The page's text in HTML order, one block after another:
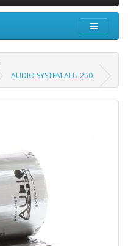
AUDIO SYSTEM ALU 250